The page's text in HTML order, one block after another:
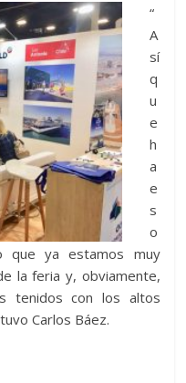
“
A
sí
q
u
e
h
a
e
s
o
que ya estamos muy
la feria y, obviamente,
tenidos con los altos
Carlos Báez.